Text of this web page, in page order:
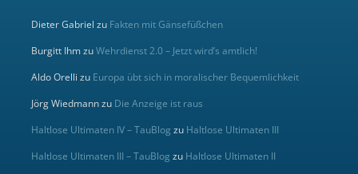
Dieter Gabriel zu Fakten mit Gänsefüßchen
Burgitt IhmzuWehrdienst 2.0 – Jetzt wird’s amtlich!
Aldo Orelli zu Europa übt sich in moralischer Bequemlichkeit
Jörg Wiedmannzu Die Anzeige ist raus
Haltlose Ultimaten IV – TauBlog zu Haltlose Ultimaten III
Haltlose Ultimaten III – TauBlog zu Haltlose Ultimaten II